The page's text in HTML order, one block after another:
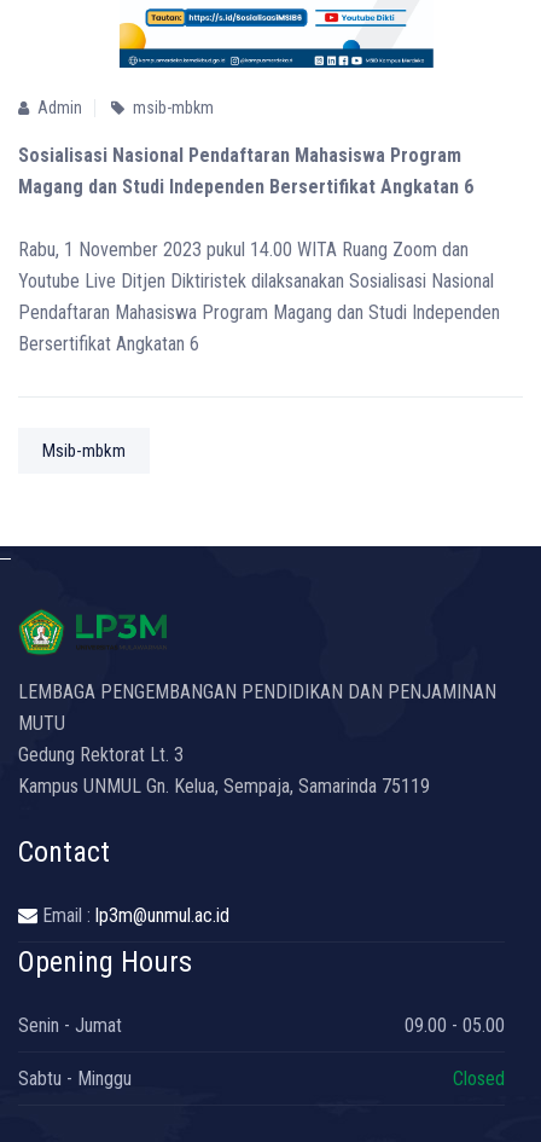
Admin msib-mbkm
Sosialisasi Nasional Pendaftaran Mahasiswa Program
Magang dan Studi Independen Bersertifikat Angkatan 6
Rabu, 1 November 2023 pukul 14.00 WITA Ruang Zoom dan
Youtube Live Ditjen Diktiristek dilaksanakan Sosialisasi Nasional
Pendaftaran Mahasiswa Program Magang dan Studi Independen
Bersertifikat Angkatan 6
Msib-mbkm
LEMBAGA PENGEMBANGAN PENDIDIKAN DAN PENJAMINAN
MUTU
Gedung Rektorat Lt. 3
Kampus UNMUL Gn. Kelua, Sempaja, Samarinda 75119
Contact
Email : lp3m@unmul.ac.id
Opening Hours
Senin - Jumat 09.00 - 05.00
Sabtu - Minggu Closed